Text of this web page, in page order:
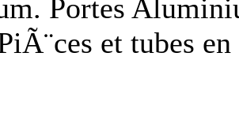
Portes
et tubes